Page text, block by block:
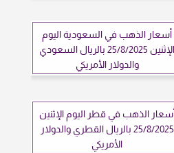
أسعار الذهب في السعودية اليوم
الإثنين 25/8/2025 بالريال السعودي
والدولار الأمريكي
أسعار الذهب في قطر اليوم الإثنين
25/8/2025 بالريال القطري والدولار
الأمريكي